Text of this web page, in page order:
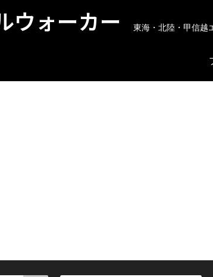
ウォーカー 東海・北陸・甲信越